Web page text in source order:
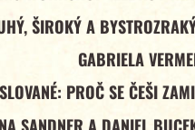
ŠIROKÝ A
GABRIELA
PROČ SE ČEŠI
SANDNER A DANIEL